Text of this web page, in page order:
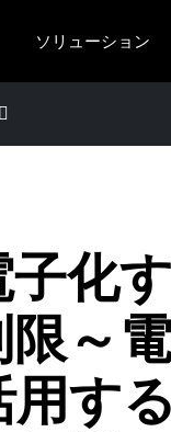
ソリューション
ンボイス制度
化
～
す